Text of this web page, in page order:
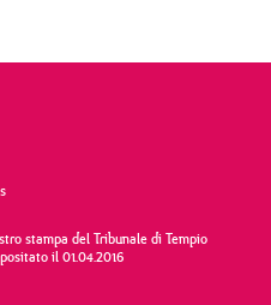
stampa del Tribunale di Tempio
il 01.04.2016